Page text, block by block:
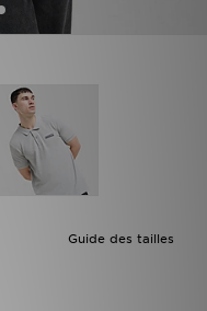
Guide des tailles